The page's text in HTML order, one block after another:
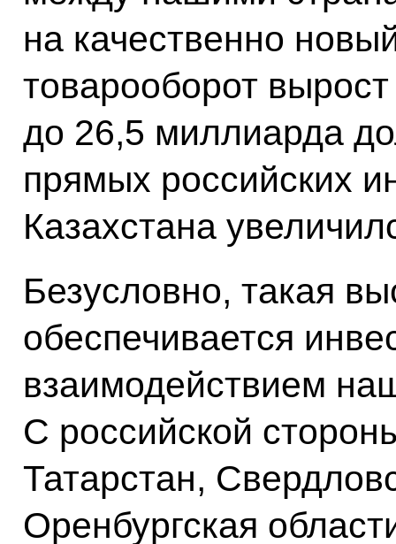
на качественно
товарооборот
до 26,5 миллиарда
прямых российских
Казахстана
Безусловно, такая
обеспечивается
взаимодействием
С российской
Татарстан,
Оренбургская